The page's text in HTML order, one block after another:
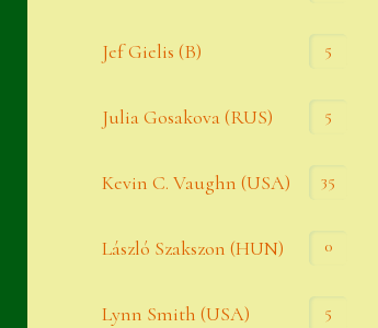
Jef Gielis (B) 5
Julia Gosakova (RUS) 5
Kevin C. Vaughn (USA) 35
László Szakszon (HUN) 0
Lynn Smith (USA) 5